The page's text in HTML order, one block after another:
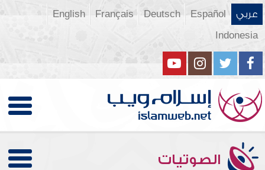
عربي Español
Deutsch
Français
English
Indonesia
الصوتيات